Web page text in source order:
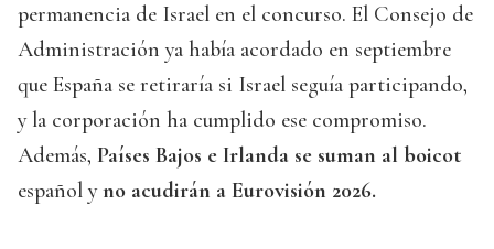
permanencia de Israel en el concurso. El Consejo de
Administración ya había acordado en septiembre
que España se retiraría si Israel seguía participando,
y la corporación ha cumplido ese compromiso.
Además, Países Bajos e Irlanda se suman al boicot
español yno acudirán a Eurovisión 2026.